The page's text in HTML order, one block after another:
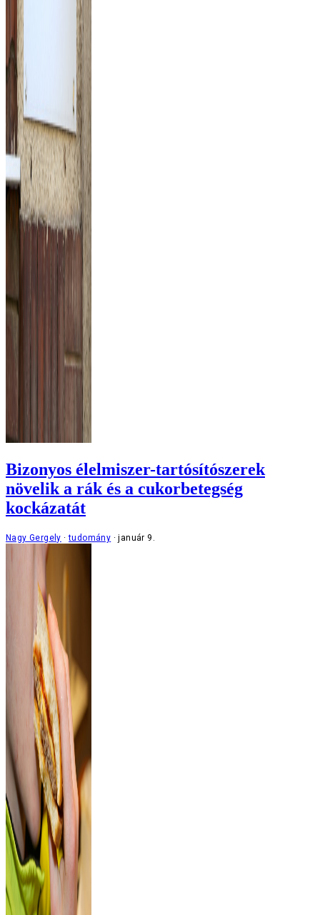
Bizonyos élelmiszer-tartósítószerek
növelik a rák és a cukorbetegség
kockázatát
Nagy Gergely tudomány január 9.